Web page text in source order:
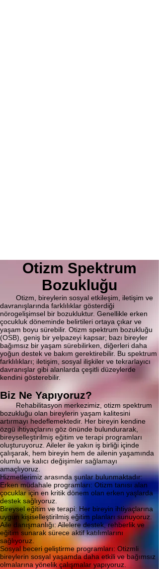
Otizm Spektrum
Bozukluğu
Otizm, bireylerin sosyal etkileşim, iletişim ve
davranışlarında farklılıklar gösterdiği
nörogelişimsel bir bozukluktur. Genellikle erken
çocukluk döneminde belirtileri ortaya çıkar ve
yaşam boyu sürebilir. Otizm spektrum bozukluğu
(OSB), geniş bir yelpazeyi kapsar; bazı bireyler
bağımsız bir yaşam sürebilirken, diğerleri daha
yoğun destek ve bakım gerektirebilir. Bu spektrum
farklılıkları; iletişim, sosyal ilişkiler ve tekrarlayıcı
davranışlar gibi alanlarda çeşitli düzeylerde
kendini gösterebilir.
Biz Ne Yapıyoruz?
Rehabilitasyon merkezimiz, otizm spektrum
bozukluğu olan bireylerin yaşam kalitesini
artırmayı hedeflemektedir. Her bireyin kendine
özgü ihtiyaçlarını göz önünde bulundurarak,
bireyselleştirilmiş eğitim ve terapi programları
oluşturuyoruz. Aileler ile yakın iş birliği içinde
çalışarak, hem bireyin hem de ailenin yaşamında
olumlu ve kalıcı değişimler sağlamayı
amaçlıyoruz.
Hizmetlerimiz arasında şunlar bulunmaktadır:
Erken müdahale programları: Otizm tanısı alan
çocuklar için en kritik dönem olan erken yaşlarda
destek sağlıyoruz.
Bireysel eğitim ve terapi: Her bireyin ihtiyaçlarına
uygun kişiselleştirilmiş eğitim planları sunuyoruz.
Aile danışmanlığı: Ailelere destek, rehberlik ve
eğitim sunarak sürece aktif katılımlarını
sağlıyoruz.
Sosyal beceri geliştirme programları: Otizmli
bireylerin sosyal yaşamda daha etkili ve bağımsız
olmalarına yönelik çalışmalar yapıyoruz.